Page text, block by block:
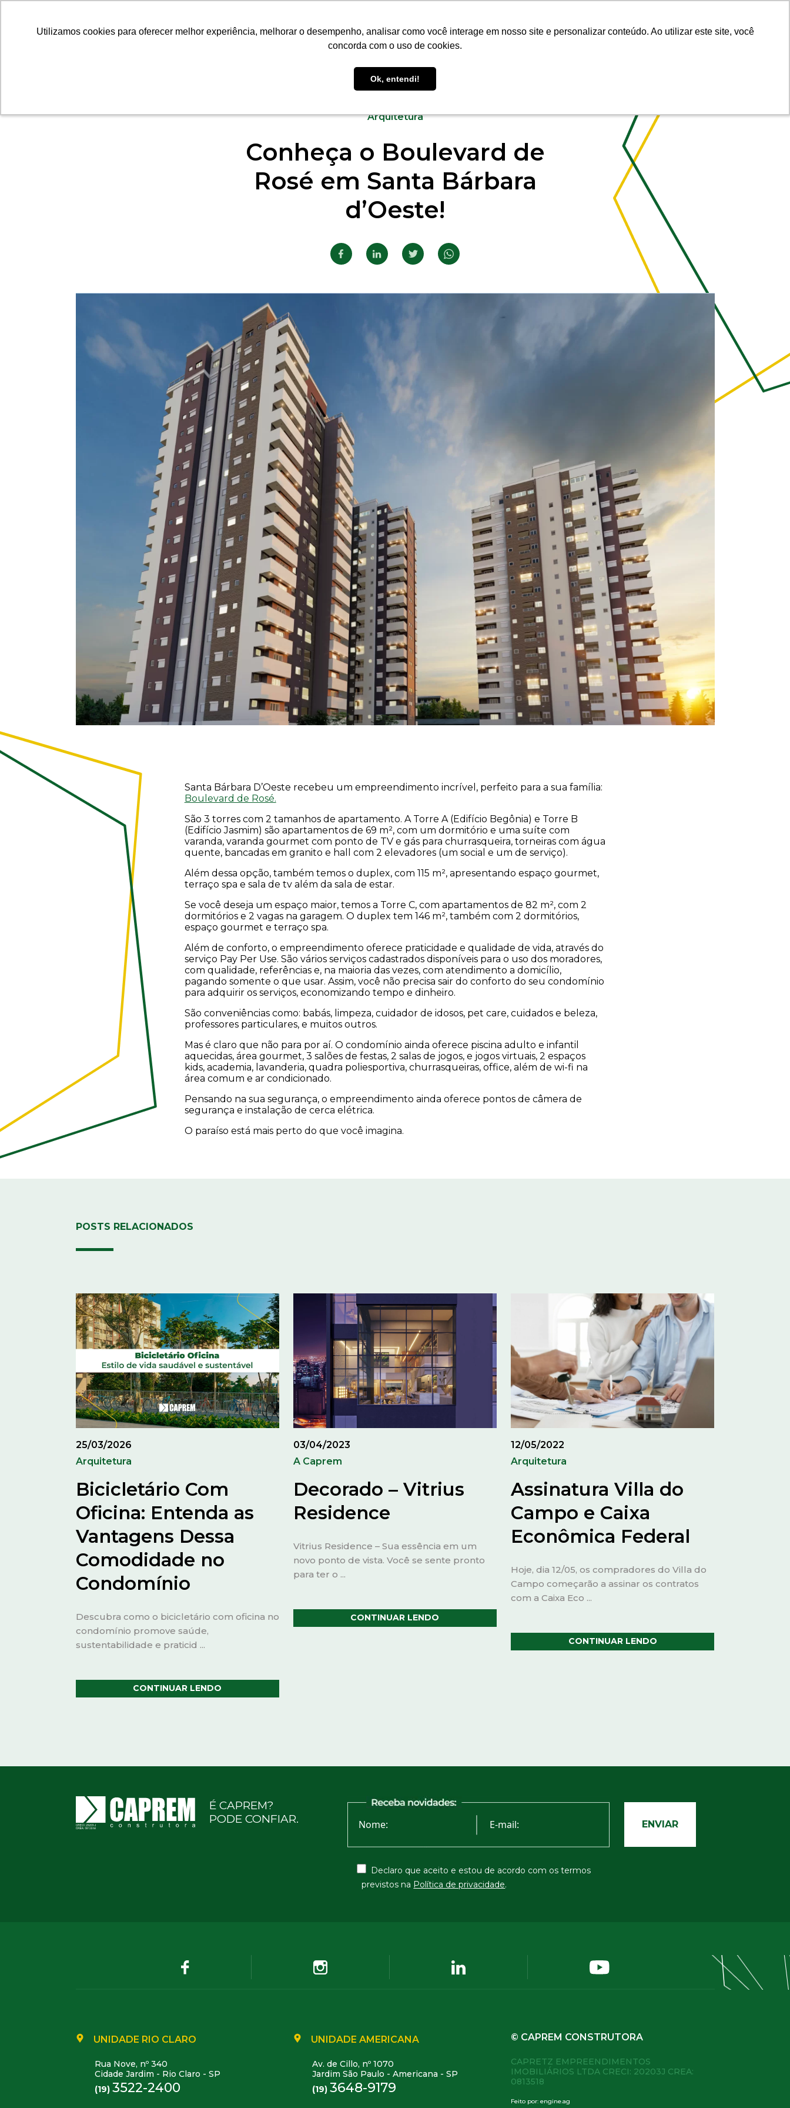
Utilizamos cookies para oferecer melhor experiência, melhorar o desempenho, analisar como você interage em nosso site e personalizar conteúdo. Ao utilizar este site, você
concorda com o uso de cookies.
Ok, entendi!
Utilizamos cookies para oferecer melhor experiência, melhorar o desempenho, analisar como você interage em nosso site e personalizar conteúdo. Ao utilizar este site, você
concorda com o uso de cookies.
Ok, entendi!
20.06.2022
Arquitetura
Conheça o Boulevard de
Rosé em Santa Bárbara
d’Oeste!
Santa Bárbara D’Oeste recebeu um empreendimento incrível, perfeito para a sua família:
Boulevard de Rosé.
São 3 torres com 2 tamanhos de apartamento. A Torre A (Edifício Begônia) e Torre B
(Edifício Jasmim) são apartamentos de 69 m², com um dormitório e uma suíte com
varanda, varanda gourmet com ponto de TV e gás para churrasqueira, torneiras com água
quente, bancadas em granito e hall com 2 elevadores (um social e um de serviço).
Além dessa opção, também temos o duplex, com 115 m², apresentando espaço gourmet,
terraço spa e sala de tv além da sala de estar.
Se você deseja um espaço maior, temos a Torre C, com apartamentos de 82 m², com 2
dormitórios e 2 vagas na garagem. O duplex tem 146 m², também com 2 dormitórios,
espaço gourmet e terraço spa.
Além de conforto, o empreendimento oferece praticidade e qualidade de vida, através do
serviço Pay Per Use. São vários serviços cadastrados disponíveis para o uso dos moradores,
com qualidade, referências e, na maioria das vezes, com atendimento a domicílio,
pagando somente o que usar. Assim, você não precisa sair do conforto do seu condomínio
para adquirir os serviços, economizando tempo e dinheiro.
São conveniências como: babás, limpeza, cuidador de idosos, pet care, cuidados e beleza,
professores particulares, e muitos outros.
Mas é claro que não para por aí. O condomínio ainda oferece piscina adulto e infantil
aquecidas, área gourmet, 3 salões de festas, 2 salas de jogos, e jogos virtuais, 2 espaços
kids, academia, lavanderia, quadra poliesportiva, churrasqueiras, office, além de wi-fi na
área comum e ar condicionado.
Pensando na sua segurança, o empreendimento ainda oferece pontos de câmera de
segurança e instalação de cerca elétrica.
O paraíso está mais perto do que você imagina.
POSTS RELACIONADOS
25/03/2026
Arquitetura
Bicicletário Com
Oficina: Entenda as
Vantagens Dessa
Comodidade no
Condomínio
Descubra como o bicicletário com oficina no
condomínio promove saúde,
sustentabilidade e praticid ...
CONTINUAR LENDO
03/04/2023
A Caprem
Decorado – Vitrius
Residence
Vitrius Residence – Sua essência em um
novo ponto de vista. Você se sente pronto
para ter o ...
CONTINUAR LENDO
12/05/2022
Arquitetura
Assinatura Villa do
Campo e Caixa
Econômica Federal
Hoje, dia 12/05, os compradores do Villa do
Campo começarão a assinar os contratos
com a Caixa Eco ...
CONTINUAR LENDO
É CAPREM?
PODE CONFIAR.
Declaro que aceito e estou de acordo com os termos
previstos na Política de privacidade.
UNIDADE RIO CLARO
Rua Nove, nº 340
Cidade Jardim - Rio Claro - SP
(19) 3522-2400
UNIDADE AMERICANA
Av. de Cillo, nº 1070
Jardim São Paulo - Americana - SP
(19) 3648-9179
© CAPREM CONSTRUTORA
CAPRETZ EMPREENDIMENTOS
IMOBILIÁRIOS LTDA CRECI: 20203J CREA:
0813518
Feito por:engine.ag